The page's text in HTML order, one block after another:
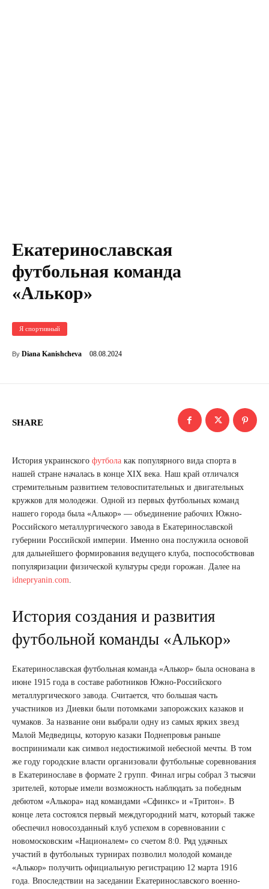
Екатеринославская
футбольная команда
«Алькор»
Я спортивный
By Diana Kanishcheva 08.08.2024
SHARE
История украинского футбола как популярного вида спорта в
нашей стране началась в конце XIX века. Наш край отличался
стремительным развитием теловоспитательных и двигательных
кружков для молодежи. Одной из первых футбольных команд
нашего города была «Алькор» — объединение рабочих Южно-
Российского металлургического завода в Екатеринославской
губернии Российской империи. Именно она послужила основой
для дальнейшего формирования ведущего клуба, поспособствовав
популяризации физической культуры среди горожан. Далее на
idnepryanin.com.
История создания и развития
футбольной команды «Алькор»
Екатеринославская футбольная команда «Алькор» была основана в
июне 1915 года в составе работников Южно-Российского
металлургического завода. Считается, что большая часть
участников из Диевки были потомками запорожских казаков и
чумаков. За название они выбрали одну из самых ярких звезд
Малой Медведицы, которую казаки Поднепровья раньше
воспринимали как символ недостижимой небесной мечты. В том
же году городские власти организовали футбольные соревнования
в Екатеринославе в формате 2 групп. Финал игры собрал 3 тысячи
зрителей, которые имели возможность наблюдать за победным
дебютом «Алькора» над командами «Сфинкс» и «Тритон». В
конце лета состоялся первый междугородний матч, который также
обеспечил новосозданный клуб успехом в соревновании с
новомосковским «Националем» со счетом 8:0. Ряд удачных
участий в футбольных турнирах позволил молодой команде
«Алькор» получить официальную регистрацию 12 марта 1916
года. Впоследствии на заседании Екатеринославского военно-